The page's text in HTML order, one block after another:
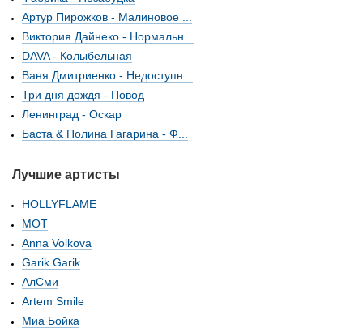
Артур Пирожков - Малиновое ...
Виктория Дайнеко - Нормальн...
DAVA - Колыбельная
Ваня Дмитриенко - Недоступн...
Три дня дождя - Повод
Ленинград - Оскар
Баста & Полина Гагарина - Ф...
Лучшие артисты
HOLLYFLAME
МОТ
Anna Volkova
Garik Garik
АлСми
Artem Smile
Миа Бойка